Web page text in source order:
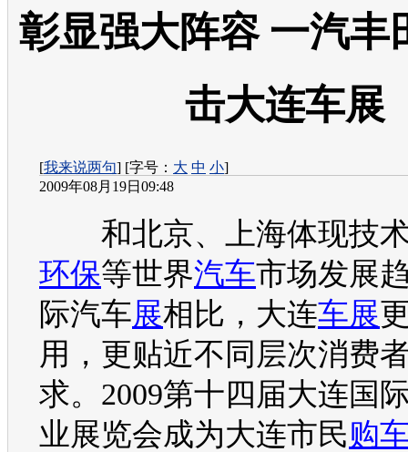
彰显强大阵容 一汽丰
击大连车展
[我来说两句] [字号： 大 中 小]
2009年08月19日09:48
和北京、上海体现技
环保等世界汽车市场发展
际汽车展相比，大连车展
用，更贴近不同层次消费
求。2009第十四届大连国
业展览会成为大连市民购